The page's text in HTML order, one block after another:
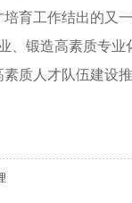
育工作结出的又
、锻造高素质专业
素质人才队伍建设